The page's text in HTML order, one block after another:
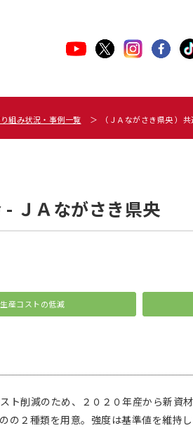
組み状況・事例一覧 （ＪＡながさき県央 ）
ＪＡながさき県央
生産コストの低減
削減のため、２０２０年産から新資
２種類を用意。強度は基準値を維持